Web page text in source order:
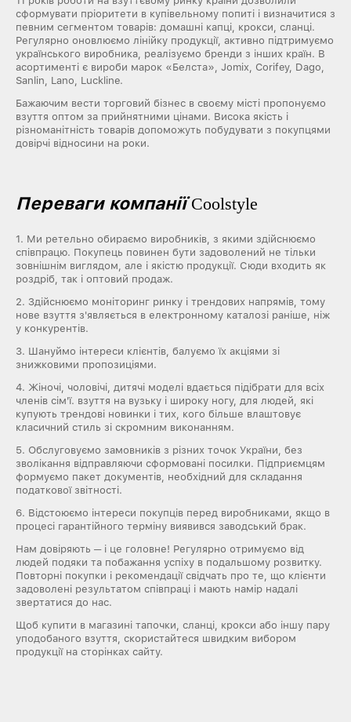
сформувати пріоритети в купівельному попиті і визначитися з
певним сегментом товарів: домашні капці, крокси, сланці.
Регулярно оновлюємо лінійку продукції, активно підтримуємо
українського виробника, реалізуємо бренди з інших країн. В
асортименті є вироби марок «Белста», Jomix, Corifey, Dago,
Sanlin, Lano, Luckline.
Бажаючим вести торговий бізнес в своєму місті пропонуємо
взуття оптом за прийнятними цінами. Висока якість і
різноманітність товарів допоможуть побудувати з покупцями
довірчі відносини на роки.
Переваги компаніїCoolstyle
1. Ми ретельно обираємо виробників, з якими здійснюємо
співпрацю. Покупець повинен бути задоволений не тільки
зовнішнім виглядом, але і якістю продукції. Сюди входить як
роздріб, так і оптовий продаж.
2. Здійснюємо моніторинг ринку і трендових напрямів, тому
нове взуття з'являється в електронному каталозі раніше, ніж
у конкурентів.
3. Шануймо інтереси клієнтів, балуємо їх акціями зі
знижковими пропозиціями.
4. Жіночі, чоловічі, дитячі моделі вдається підібрати для всіх
членів сім'ї. взуття на вузьку і широку ногу, для людей, які
купують трендові новинки і тих, кого більше влаштовує
класичний стиль зі скромним виконанням.
5. Обслуговуємо замовників з різних точок України, без
зволікання відправляючи сформовані посилки. Підприємцям
формуємо пакет документів, необхідний для складання
податкової звітності.
6. Відстоюємо інтереси покупців перед виробниками, якщо в
процесі гарантійного терміну виявився заводський брак.
Нам довіряють ─ і це головне! Регулярно отримуємо від
людей подяки та побажання успіху в подальшому розвитку.
Повторні покупки і рекомендації свідчать про те, що клієнти
задоволені результатом співпраці і мають намір надалі
звертатися до нас.
Щоб купити в магазині тапочки, сланці, крокси або іншу пару
уподобаного взуття, скористайтеся швидким вибором
продукції на сторінках сайту.